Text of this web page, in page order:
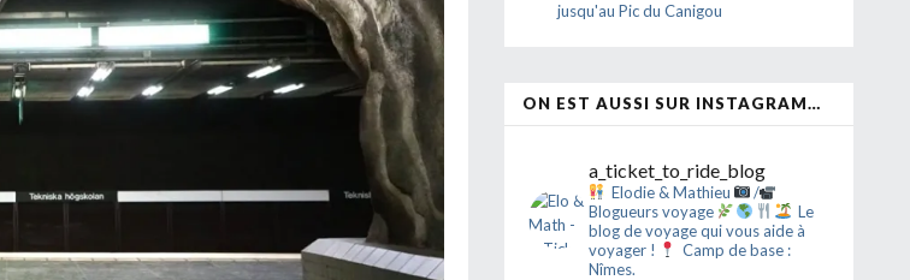
jusqu'au Pic du Canigou
ON EST AUSSI SUR INSTAGRAM…
a_ticket_to_ride_blog
Elodie & Mathieu
/
Blogueurs voyage
Le
blog de voyage qui vous aide à
voyager !
Camp de base :
Nîmes.